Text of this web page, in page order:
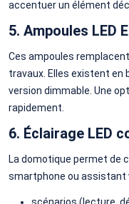
accentuer un élément
5. Ampoules LED
Ces ampoules
travaux. Elles existent en
version dimmable. Une
rapidement.
6. Éclairage LED
La domotique permet de
smartphone ou assistant
scénarios (lecture,